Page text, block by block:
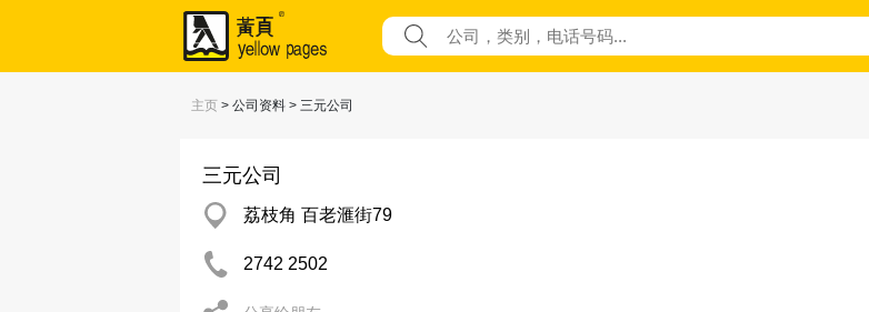
主页 > 公司资料 > 三元公司
三元公司
荔枝角 百老滙街79
2742 2502